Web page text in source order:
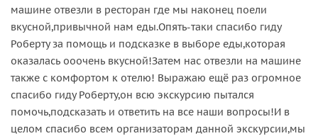
машине отвезли в ресторан где мы наконец поели
вкусной,привычной нам еды.Опять-таки спасибо гиду
Роберту за помощь и подсказке в выборе еды,которая
оказалась ооочень вкусной!Затем нас отвезли на машине
также с комфортом к отелю! Выражаю ещё раз огромное
спасибо гиду Роберту,он всю экскурсию пытался
помочь,подсказать и ответить на все наши вопросы!И в
целом спасибо всем организаторам данной экскурсии,мы